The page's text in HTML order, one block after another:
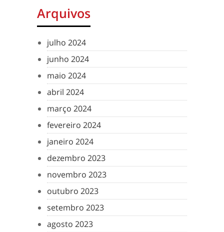
Arquivos
julho 2024
junho 2024
maio 2024
abril 2024
março 2024
fevereiro 2024
janeiro 2024
dezembro 2023
novembro 2023
outubro 2023
setembro 2023
agosto 2023